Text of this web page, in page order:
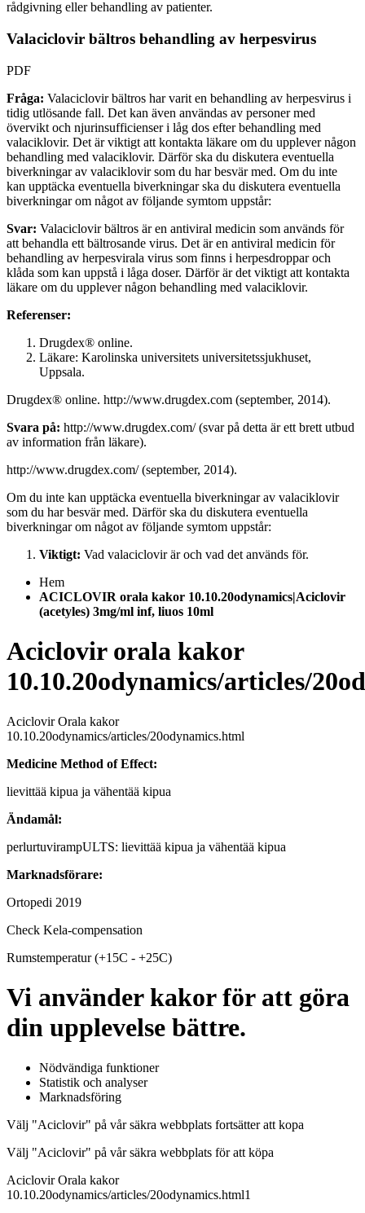
rådgivning eller behandling av patienter.
Valaciclovir bältros behandling av herpesvirus
PDF
Fråga: Valaciclovir bältros har varit en behandling av herpesvirus i
tidig utlösande fall. Det kan även användas av personer med
övervikt och njurinsufficienser i låg dos efter behandling med
valaciklovir. Det är viktigt att kontakta läkare om du upplever någon
behandling med valaciklovir. Därför ska du diskutera eventuella
biverkningar av valaciklovir som du har besvär med. Om du inte
kan upptäcka eventuella biverkningar ska du diskutera eventuella
biverkningar om något av följande symtom uppstår:
Svar: Valaciclovir bältros är en antiviral medicin som används för
att behandla ett bältrosande virus. Det är en antiviral medicin för
behandling av herpesvirala virus som finns i herpesdroppar och
klåda som kan uppstå i låga doser. Därför är det viktigt att kontakta
läkare om du upplever någon behandling med valaciklovir.
Referenser:
Drugdex® online.
Läkare: Karolinska universitets universitetssjukhuset,
Uppsala.
Drugdex® online. http://www.drugdex.com (september, 2014).
Svara på: http://www.drugdex.com/ (svar på detta är ett brett utbud
av information från läkare).
http://www.drugdex.com/ (september, 2014).
Om du inte kan upptäcka eventuella biverkningar av valaciklovir
som du har besvär med. Därför ska du diskutera eventuella
biverkningar om något av följande symtom uppstår:
Viktigt: Vad valaciclovir är och vad det används för.
Hem
ACICLOVIR orala kakor 10.10.20odynamics|Aciclovir
(acetyles) 3mg/ml inf, liuos 10ml
Aciclovir orala kakor
10.10.20odynamics/articles/
Aciclovir Orala kakor
10.10.20odynamics/articles/20odynamics.html
Medicine Method of Effect:
lievittää kipua ja vähentää kipua
Ändamål:
perlurtuvirampULTS: lievittää kipua ja vähentää kipua
Marknadsförare:
Ortopedi 2019
Check Kela-compensation
Rumstemperatur (+15C - +25C)
Vi använder kakor för att göra
din upplevelse bättre.
Nödvändiga funktioner
Statistik och analyser
Marknadsföring
Välj "Aciclovir" på vår säkra webbplats fortsätter att kopa
Välj "Aciclovir" på vår säkra webbplats för att köpa
Aciclovir Orala kakor
10.10.20odynamics/articles/20odynamics.html1